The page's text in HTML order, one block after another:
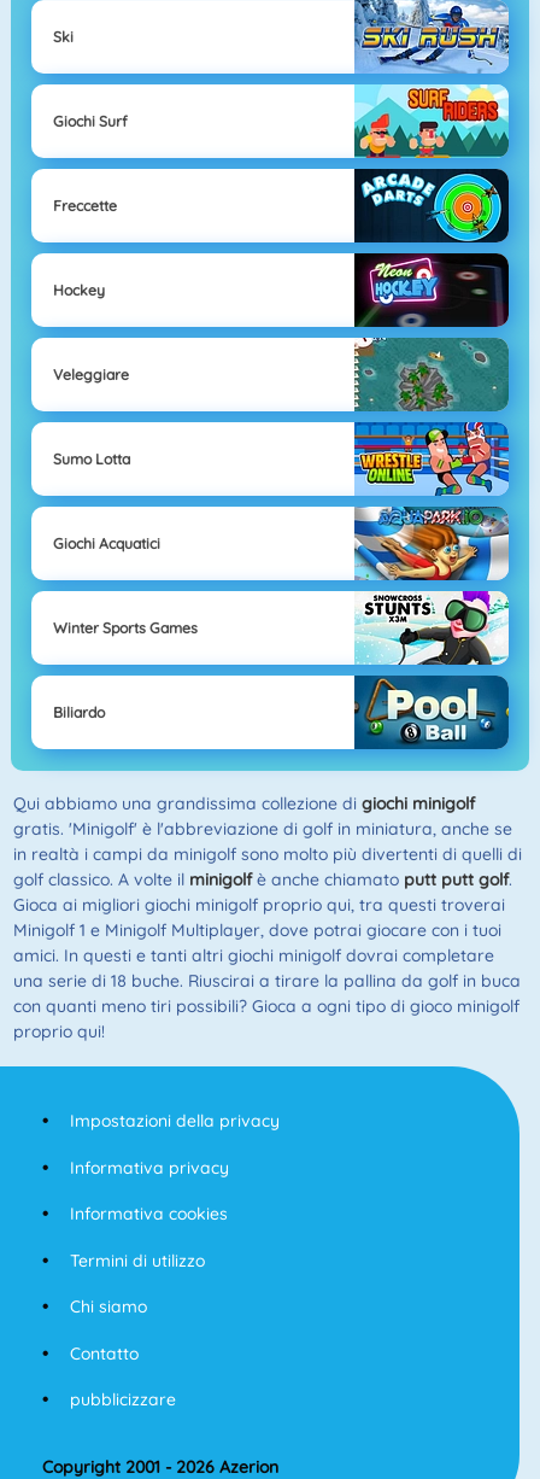
Ski
Giochi Surf
Freccette
Hockey
Veleggiare
Sumo Lotta
Giochi Acquatici
Winter Sports Games
Biliardo
Qui abbiamo una grandissima collezione di giochi minigolf
gratis. 'Minigolf' è l'abbreviazione di golf in miniatura, anche se
in realtà i campi da minigolf sono molto più divertenti di quelli di
golf classico. A volte il minigolfè anche chiamato putt putt golf.
Gioca ai migliori giochi minigolf proprio qui, tra questi troverai
Minigolf 1 e Minigolf Multiplayer, dove potrai giocare con i tuoi
amici. In questi e tanti altri giochi minigolf dovrai completare
una serie di 18 buche. Riuscirai a tirare la pallina da golf in buca
con quanti meno tiri possibili? Gioca a ogni tipo di gioco minigolf
proprio qui!
Impostazioni della privacy
Informativa privacy
Informativa cookies
Termini di utilizzo
Chi siamo
Contatto
pubblicizzare
Copyright 2001 - 2026 Azerion